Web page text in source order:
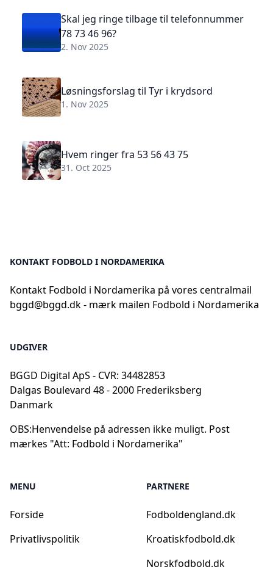
Skal jeg ringe tilbage til telefonnummer
78 73 46 96?
2. Nov 2025
Løsningsforslag til Tyr i krydsord
1. Nov 2025
Hvem ringer fra 53 56 43 75
31. Oct 2025
KONTAKT FODBOLD I NORDAMERIKA
Kontakt Fodbold i Nordamerika på vores centralmail
bggd@bggd.dk- mærk mailen Fodbold i Nordamerika
UDGIVER
BGGD Digital ApS - CVR: 34482853
Dalgas Boulevard 48 - 2000 Frederiksberg
Danmark
OBS:Henvendelse på adressen ikke muligt. Post
mærkes "Att: Fodbold i Nordamerika"
MENU
Forside
Privatlivspolitik
PARTNERE
Fodboldengland.dk
Kroatiskfodbold.dk
Norskfodbold.dk